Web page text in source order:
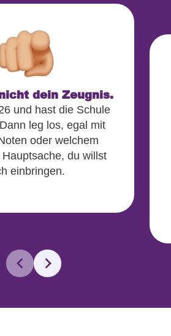
dein Zeugnis.
und hast die Schule
leg los, egal mit
oder welchem
du willst
einbringen.